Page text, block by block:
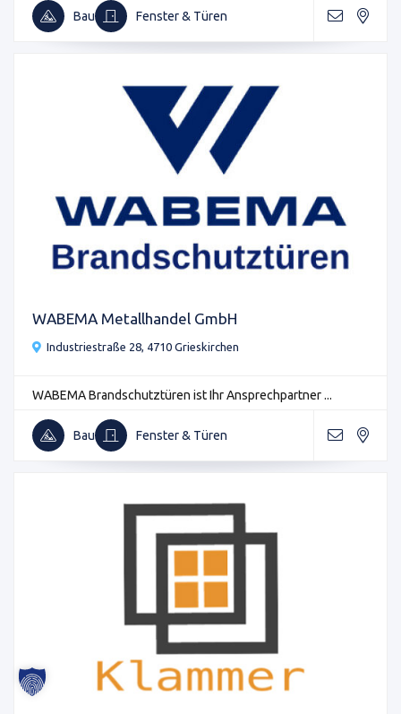
Bau Fenster & Türen
WABEMA Metallhandel GmbH
Industriestraße 28, 4710 Grieskirchen
WABEMA Brandschutztüren ist Ihr Ansprechpartner ...
Bau Fenster & Türen